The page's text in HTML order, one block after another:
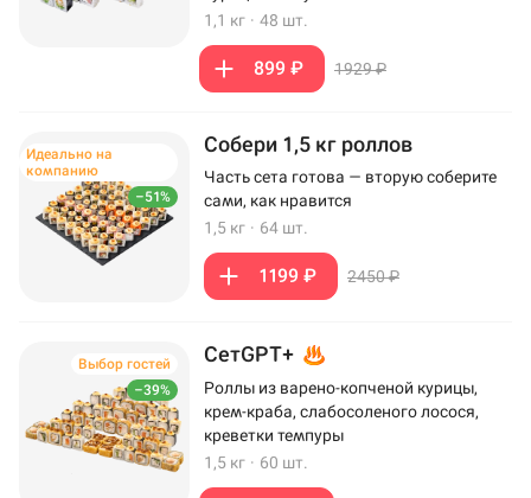
1,1 кг · 48 шт.
899 ₽ 1929 ₽
–51%
Идеально на
компанию
Собери 1,5 кг роллов
Часть сета готова — вторую соберите
сами, как нравится
1,5 кг · 64 шт.
1199 ₽ 2450 ₽
–39%
Выбор гостей СетGPT+
Роллы из варено-копченой курицы,
крем-краба, слабосоленого лосося,
креветки темпуры
1,5 кг · 60 шт.